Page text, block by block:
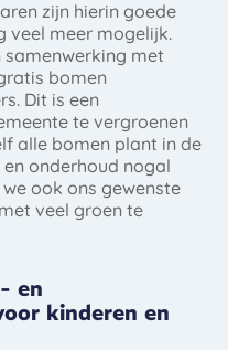
zijn hierin goede
veel meer mogelijk.
samenwerking met
bomen
Dit is een
te vergroenen
alle bomen plant in de
onderhoud nogal
ook ons gewenste
veel groen te
en
kinderen en